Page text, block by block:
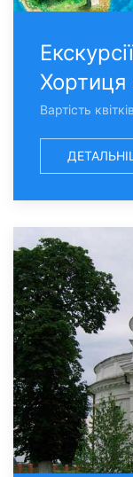
Хортиця
Вартість